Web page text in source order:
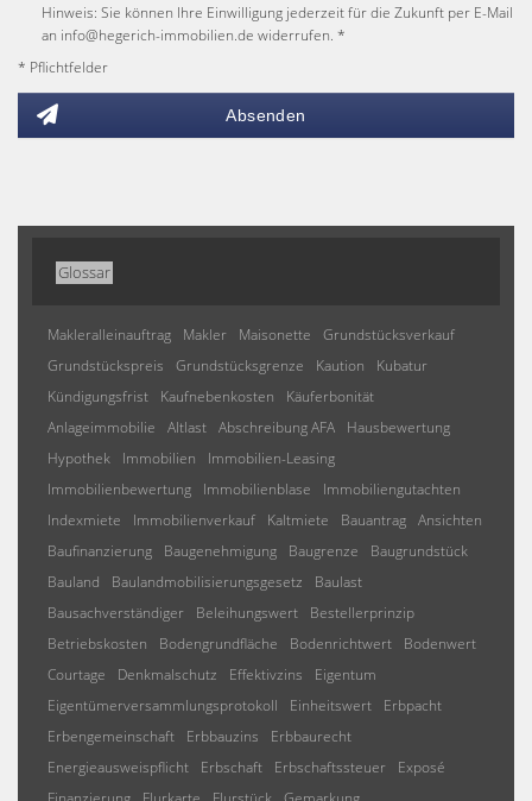
Hinweis: Sie können Ihre Einwilligung jederzeit für die Zukunft per E-Mail
an info@hegerich-immobilien.de widerrufen. *
* Pflichtfelder
Absenden
Glossar
Makleralleinauftrag Makler Maisonette
Grundstücksverkauf
Grundstückspreis
Grundstücksgrenze Kaution
Kubatur
Kündigungsfrist
Kaufnebenkosten
Käuferbonität
Anlageimmobilie
Altlast Abschreibung AFA
Hausbewertung
Hypothek
Immobilien
Immobilien-Leasing
Immobilienbewertung
Immobilienblase
Immobiliengutachten
Indexmiete
Immobilienverkauf Kaltmiete Bauantrag Ansichten
Baufinanzierung
Baugenehmigung Baugrenze
Baugrundstück
Bauland
Baulandmobilisierungsgesetz
Baulast
Bausachverständiger
Beleihungswert
Bestellerprinzip
Betriebskosten
Bodengrundfläche Bodenrichtwert
Bodenwert
Courtage
Denkmalschutz Effektivzins
Eigentum
Eigentümerversammlungsprotokoll
Einheitswert
Erbpacht
Erbengemeinschaft
Erbbauzins
Erbbaurecht
Energieausweispflicht
Erbschaft Erbschaftssteuer
Exposé